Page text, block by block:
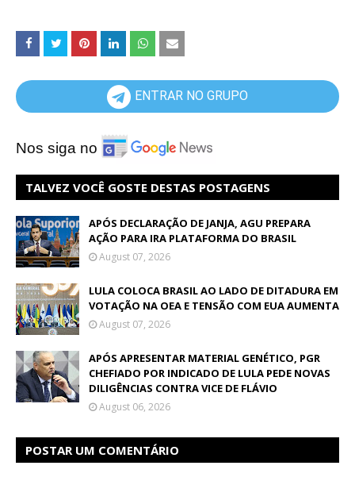
ENTRAR NO GRUPO
Nos siga no
TALVEZ VOCÊ GOSTE DESTAS POSTAGENS
APÓS DECLARAÇÃO DE JANJA, AGU PREPARA
AÇÃO PARA IRA PLATAFORMA DO BRASIL
August 07, 2026
LULA COLOCA BRASIL AO LADO DE DITADURA EM
VOTAÇÃO NA OEA E TENSÃO COM EUA AUMENTA
August 07, 2026
APÓS APRESENTAR MATERIAL GENÉTICO, PGR
CHEFIADO POR INDICADO DE LULA PEDE NOVAS
DILIGÊNCIAS CONTRA VICE DE FLÁVIO
August 06, 2026
POSTAR UM COMENTÁRIO